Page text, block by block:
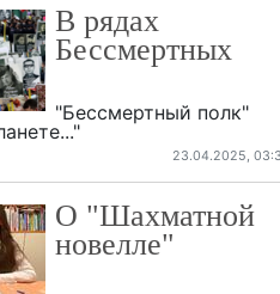
В рядах
Бессмертных
"Бессмертный полк"
23.04.2025,
О "Шахматной
новелле"